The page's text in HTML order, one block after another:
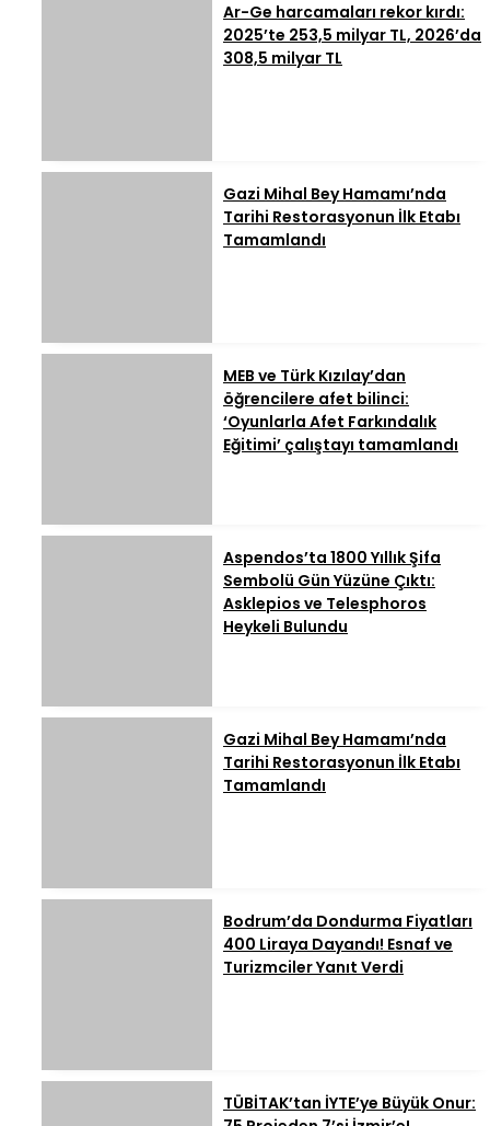
Ar-Ge harcamaları rekor kırdı:
2025’te 253,5 milyar TL, 2026’da
308,5 milyar TL
Gazi Mihal Bey Hamamı’nda
Tarihi Restorasyonun İlk Etabı
Tamamlandı
MEB ve Türk Kızılay’dan
öğrencilere afet bilinci:
‘Oyunlarla Afet Farkındalık
Eğitimi’ çalıştayı tamamlandı
Aspendos’ta 1800 Yıllık Şifa
Sembolü Gün Yüzüne Çıktı:
Asklepios ve Telesphoros
Heykeli Bulundu
Gazi Mihal Bey Hamamı’nda
Tarihi Restorasyonun İlk Etabı
Tamamlandı
Bodrum’da Dondurma Fiyatları
400 Liraya Dayandı! Esnaf ve
Turizmciler Yanıt Verdi
TÜBİTAK’tan İYTE’ye Büyük Onur: